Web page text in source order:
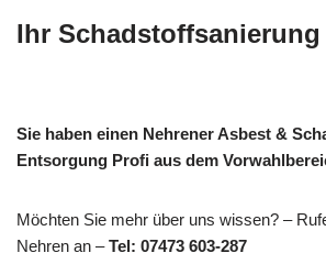
Ihr Schadstoffsanierung
Sie haben einen Nehrener Asbest &
Entsorgung Profi aus dem
Möchten Sie mehr über uns wissen? –
Nehren an –Tel: 07473 603-287